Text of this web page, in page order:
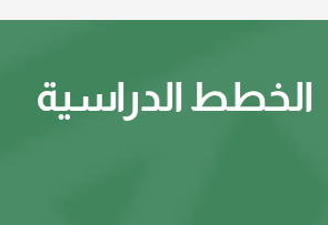
الخطط الدراسية